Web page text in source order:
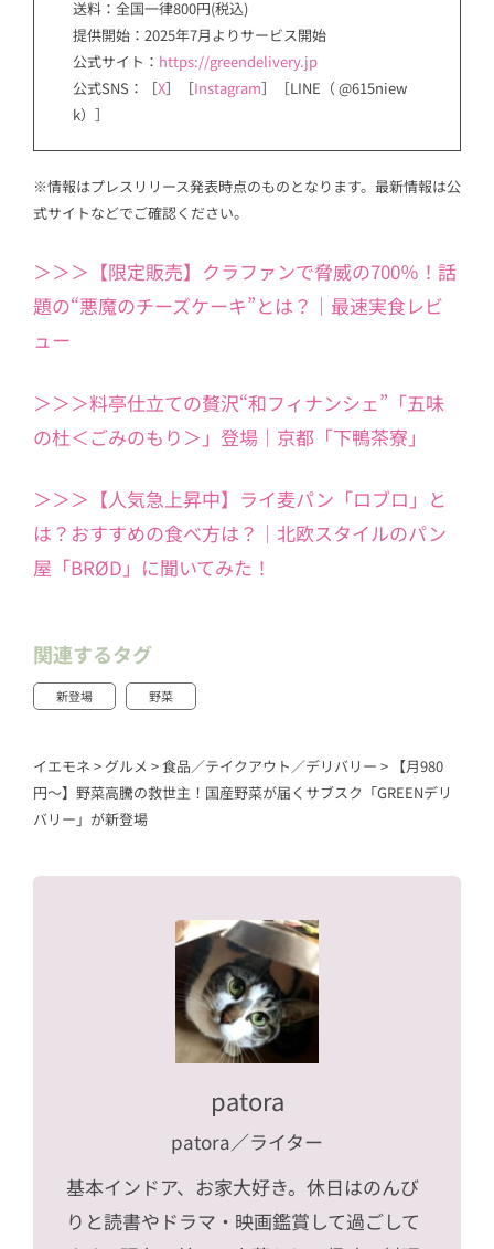
送料：全国一律800円(税込)
提供開始：2025年7月よりサービス開始
公式サイト： https://greendelivery.jp
公式SNS：［X］［Instagram］［LINE（ @615niew
k）］
※情報はプレスリリース発表時点のものとなります。最新情報は公
式サイトなどでご確認ください。
＞＞＞【限定販売】クラファンで脅威の700％！話
題の“悪魔のチーズケーキ”とは？｜最速実食レビ
ュー
＞＞＞料亭仕立ての贅沢“和フィナンシェ”「五味
の杜＜ごみのもり＞」登場｜京都「下鴨茶寮」
＞＞＞【人気急上昇中】ライ麦パン「ロブロ」と
は？おすすめの食べ方は？｜北欧スタイルのパン
屋「BRØD」に聞いてみた！
関連するタグ
新登場 野菜
イエモネ > グルメ >食品／テイクアウト／デリバリー > 【月980
円〜】野菜高騰の救世主！国産野菜が届くサブスク「GREENデリ
バリー」が新登場
patora
patora／ライター
基本インドア、お家大好き。休日はのんび
りと読書やドラマ・映画鑑賞して過ごして